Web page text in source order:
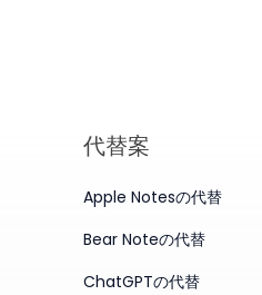
代替案
Apple Notesの代替
Bear Noteの代替
ChatGPTの代替